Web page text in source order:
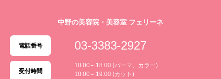
中野の美容院・美容室 フェリーネ
電話番号 03-3383-2927
受付時間
10:00～18:00 (パーマ、カラー)
10:00～19:00 (カット)